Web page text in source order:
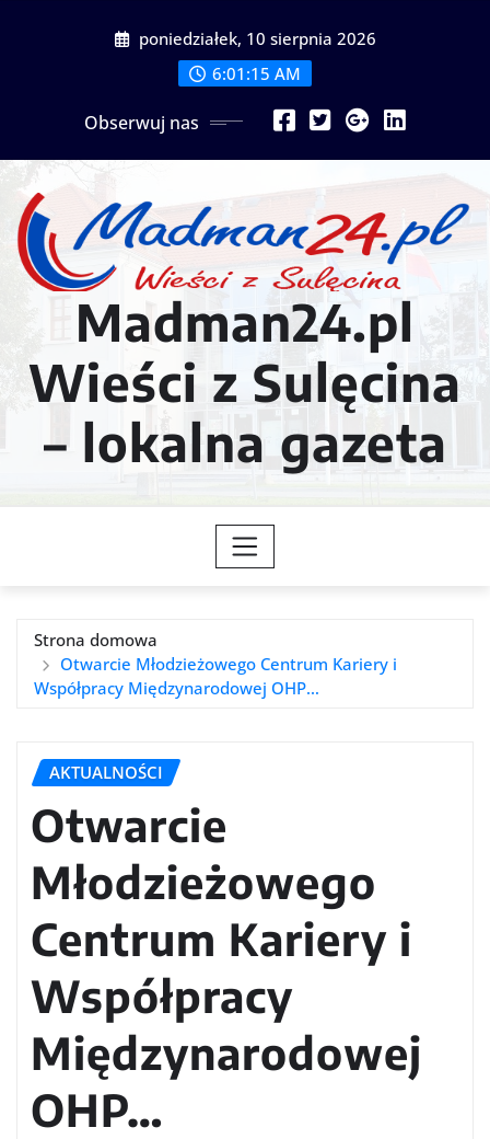
poniedziałek, 10 sierpnia 2026
6:01:17 AM
Obserwuj nas
Madman24.pl
Wieści z Sulęcina
– lokalna gazeta
Strona domowa
Otwarcie Młodzieżowego Centrum Kariery i
Współpracy Międzynarodowej OHP…
AKTUALNOŚCI
Otwarcie
Młodzieżowego
Centrum Kariery i
Współpracy
Międzynarodowej
OHP…